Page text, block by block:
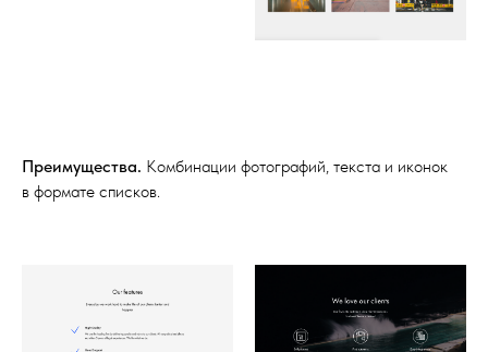
Преимущества. Комбинации фотографий, текста и иконок
в формате списков.